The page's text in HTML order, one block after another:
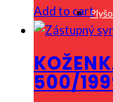
Add to cart
500/